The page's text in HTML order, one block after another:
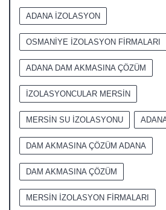
ADANA İZOLASYON
OSMANİYE İZOLASYON FİRMALARI
ADANA DAM AKMASINA ÇÖZÜM
İZOLASYONCULAR MERSİN
MERSİN SU İZOLASYONU
DAM AKMASINA ÇÖZÜM ADANA
DAM AKMASINA ÇÖZÜM
MERSİN İZOLASYON FİRMALARI